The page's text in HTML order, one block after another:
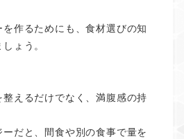
作るためにも、食材選びの知
ょう。
えるだけでなく、満腹感の持
だと、間食や別の食事で量を